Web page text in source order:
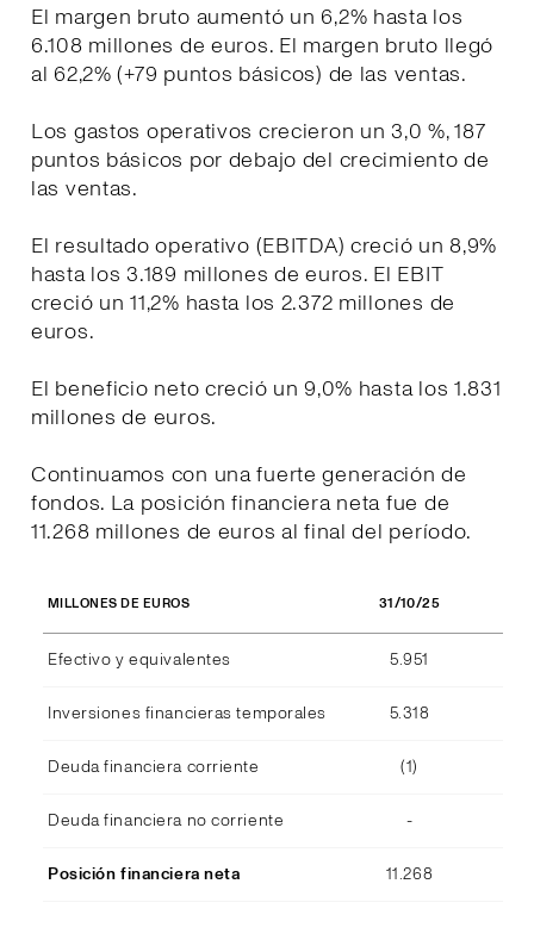
El margen bruto aumentó un 6,2% hasta los
6.108 millones de euros. El margen bruto llegó
al 62,2% (+79 puntos básicos) de las ventas.
Los gastos operativos crecieron un 3,0 %, 187
puntos básicos por debajo del crecimiento de
las ventas.
El resultado operativo (EBITDA) creció un 8,9%
hasta los 3.189 millones de euros. El EBIT
creció un 11,2% hasta los 2.372 millones de
euros.
El beneficio neto creció un 9,0% hasta los 1.831
millones de euros.
Continuamos con una fuerte generación de
fondos. La posición financiera neta fue de
11.268 millones de euros al final del período.
MILLONES DE EUROS 31/10/25
Efectivo y equivalentes 5.951
Inversiones financieras temporales 5.318
Deuda financiera corriente (1)
Deuda financiera no corriente -
Posición financiera neta 11.268